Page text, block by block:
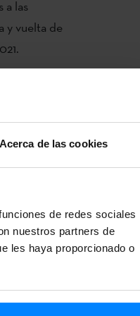
Acerca de las cookies
de redes sociales
nuestros partners de
les haya proporcionado o
a las
y vuelta de
entidad
la
el
superación
en el